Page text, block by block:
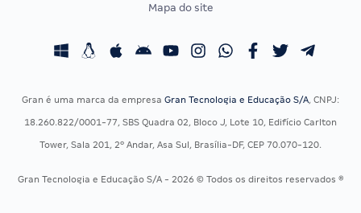
Concursos Fiscais
Residência Multiprofissional
Calendário OAB
Mapa do site
Gran é uma marca da empresa Gran Tecnologia e Educação S/A, CNPJ:
18.260.822/0001-77, SBS Quadra 02, Bloco J, Lote 10, Edifício Carlton
Tower, Sala 201, 2º Andar, Asa Sul, Brasília-DF, CEP 70.070-120.
Gran Tecnologia e Educação S/A - 2026 © Todos os direitos reservados ®